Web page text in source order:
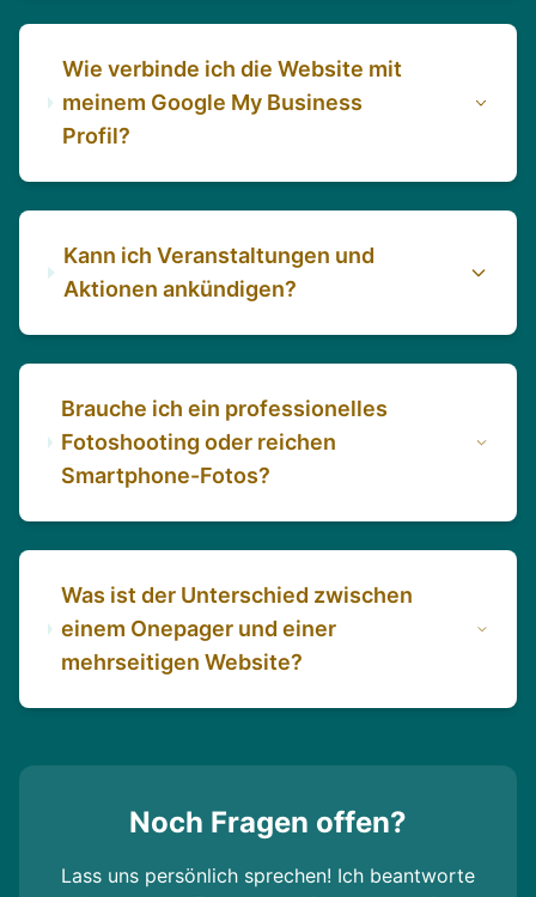
Wie verbinde ich die Website mit
meinem Google My Business
Profil?
Kann ich Veranstaltungen und
Aktionen ankündigen?
Brauche ich ein professionelles
Fotoshooting oder reichen
Smartphone-Fotos?
Was ist der Unterschied zwischen
einem Onepager und einer
mehrseitigen Website?
Noch Fragen offen?
Lass uns persönlich sprechen! Ich beantworte